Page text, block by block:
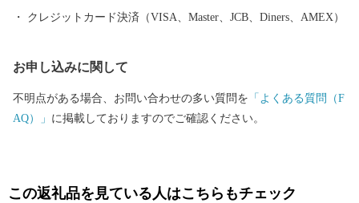
クレジットカード決済（VISA、Master、JCB、Diners、AMEX）
お申し込みに関して
不明点がある場合、お問い合わせの多い質問を 「よくある質問（F
AQ）」 に掲載しておりますのでご確認ください。
この返礼品を見ている人はこちらもチェック